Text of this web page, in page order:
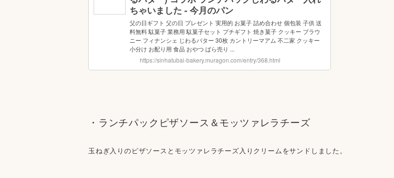
・ランチパックピザソース＆モッツァレラチーズ
玉ねぎ入りのピザソースとモッツァレラチーズ入りクリームをサンドしました。